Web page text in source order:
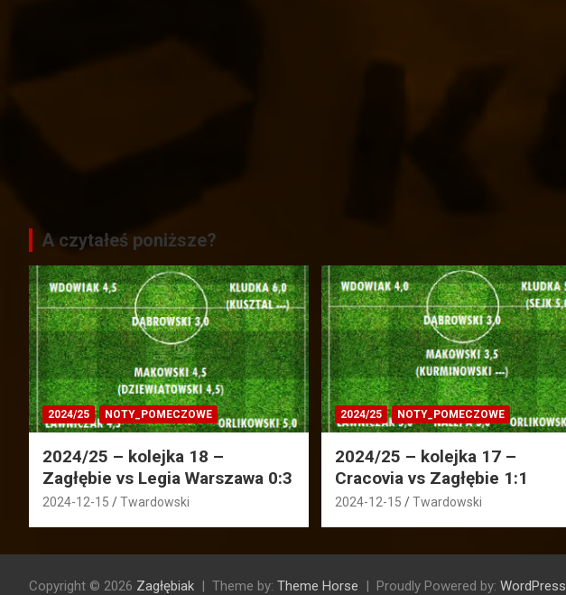
A czytałeś poniższe?
2024/25 NOTY_POMECZOWE
2024/25 – kolejka 18 –
Zagłębie vs Legia Warszawa 0:3
2024-12-15 Twardowski
2024/25 NOTY_POMECZOWE
2024/25 – kolejka 17 –
Cracovia vs Zagłębie 1:1
2024-12-15 Twardowski
Copyright © 2026 Zagłębiak Theme by: Theme Horse Proudly Powered by: WordPress